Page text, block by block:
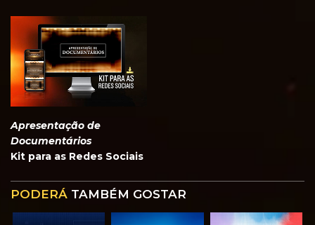
Apresentação de
Documentários
Kit para as Redes Sociais
PODERÁ TAMBÉM GOSTAR